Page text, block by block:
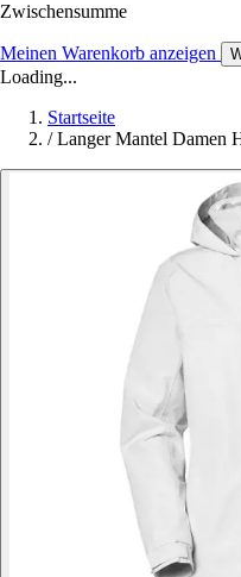
Zwischensumme
Meinen Warenkorb anzeigen
Loading...
Startseite
/ Langer Mantel Damen